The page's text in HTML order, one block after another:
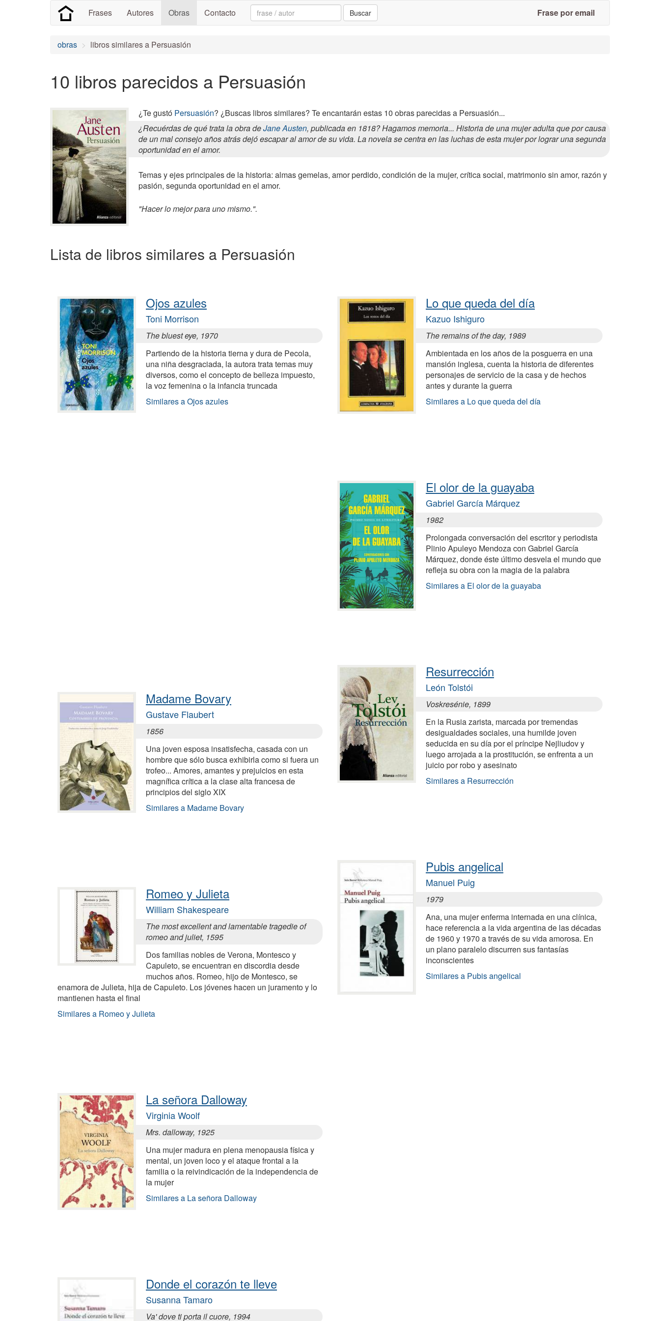
Frases Autores Obras Contacto Search: Buscar Frase por email
obras libros similares a Persuasión
10 libros parecidos a Persuasión
¿Te gustó Persuasión? ¿Buscas libros similares? Te encantarán estas 10 obras parecidas a Persuasión...
¿Recuérdas de qué trata la obra deJane Austen, publicada en 1818? Hagamos memoria... Historia de una mujer adulta que por causa
de un mal consejo años atrás dejó escapar al amor de su vida. La novela se centra en las luchas de esta mujer por lograr una segunda
oportunidad en el amor.
Temas y ejes principales de la historia: almas gemelas, amor perdido, condición de la mujer, crítica social, matrimonio sin amor, razón y
pasión, segunda oportunidad en el amor.
"Hacer lo mejor para uno mismo.".
Lista de libros similares a Persuasión
Ojos azules
Toni Morrison
The bluest eye, 1970
Partiendo de la historia tierna y dura de Pecola,
una niña desgraciada, la autora trata temas muy
diversos, como el concepto de belleza impuesto,
la voz femenina o la infancia truncada
Similares a Ojos azules
Madame Bovary
Gustave Flaubert
1856
Una joven esposa insatisfecha, casada con un
hombre que sólo busca exhibirla como si fuera un
trofeo... Amores, amantes y prejuicios en esta
magnífica crítica a la clase alta francesa de
principios del siglo XIX
Similares a Madame Bovary
Romeo y Julieta
William Shakespeare
The most excellent and lamentable tragedie of
romeo and juliet, 1595
Dos familias nobles de Verona, Montesco y
Capuleto, se encuentran en discordia desde
muchos años. Romeo, hijo de Montesco, se
enamora de Julieta, hija de Capuleto. Los jóvenes hacen un juramento y lo
mantienen hasta el final
Similares a Romeo y Julieta
La señora Dalloway
Virginia Woolf
Mrs. dalloway, 1925
Una mujer madura en plena menopausia física y
mental, un joven loco y el ataque frontal a la
familia o la reivindicación de la independencia de
la mujer
Similares a La señora Dalloway
Donde el corazón te lleve
Susanna Tamaro
Va' dove ti porta il cuore, 1994
Lo que queda del día
Kazuo Ishiguro
The remains of the day, 1989
Ambientada en los años de la posguerra en una
mansión inglesa, cuenta la historia de diferentes
personajes de servicio de la casa y de hechos
antes y durante la guerra
Similares a Lo que queda del día
El olor de la guayaba
Gabriel García Márquez
1982
Prolongada conversación del escritor y periodista
Plinio Apuleyo Mendoza con Gabriel García
Márquez, donde éste último desvela el mundo que
refleja su obra con la magia de la palabra
Similares a El olor de la guayaba
Resurrección
León Tolstói
Voskresénie, 1899
En la Rusia zarista, marcada por tremendas
desigualdades sociales, una humilde joven
seducida en su día por el príncipe Nejliudov y
luego arrojada a la prostitución, se enfrenta a un
juicio por robo y asesinato
Similares a Resurrección
Pubis angelical
Manuel Puig
1979
Ana, una mujer enferma internada en una clínica,
hace referencia a la vida argentina de las décadas
de 1960 y 1970 a través de su vida amorosa. En
un plano paralelo discurren sus fantasías
inconscientes
Similares a Pubis angelical